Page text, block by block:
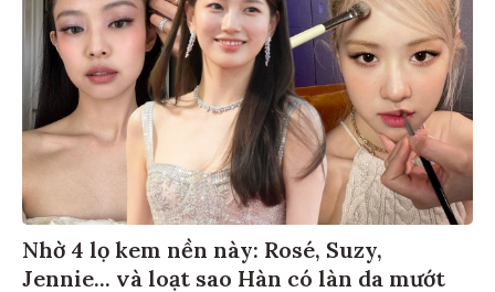
Nhờ 4 lọ kem nền này: Rosé, Suzy,
Jennie... và loạt sao Hàn có làn da mướt